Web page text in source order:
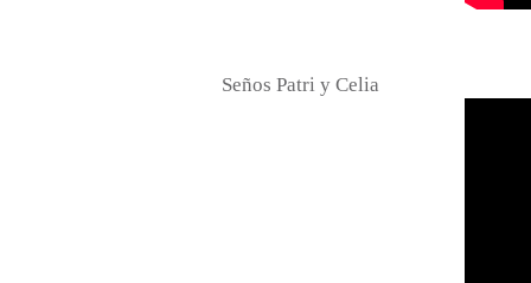
Seños Patri y Celia